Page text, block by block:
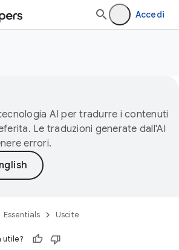
Accedi
AI per tradurre i contenuti
Le traduzioni generate dall'AI
errori.
Essentials Uscite
utile?